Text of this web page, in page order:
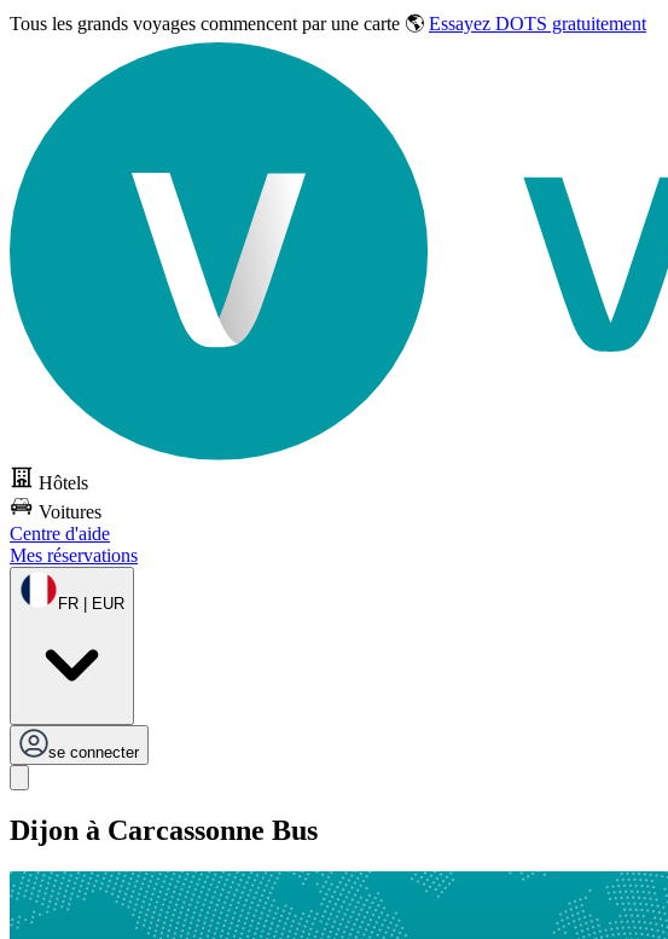
Tous les grands voyages commencent par une carte 🌎 Essayez DOTS gratuitement
Hôtels
Voitures
Centre d'aide
Mes réservations
FR | EUR
se connecter
Dijon à Carcassonne Bus